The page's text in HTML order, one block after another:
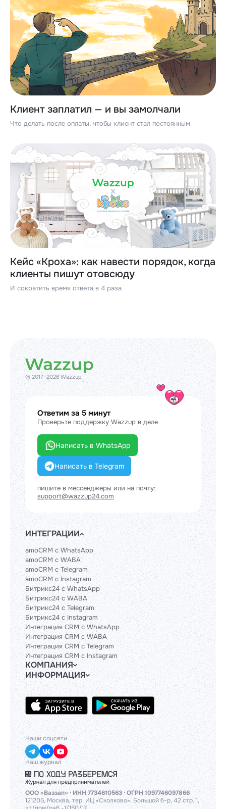
Клиент заплатил — и вы замолчали
Что делать после оплаты, чтобы клиент стал постоянным
Кейс «Кроха»: как навести порядок, когда
клиенты пишут отовсюду
И сократить время ответа в 4 раза
© 2017–2026 Wazzup
Ответим за 5 минут
Проверьте поддержку Wazzup в деле
Написать в WhatsApp
Написать в Telegram
пишите в мессенджеры или на почту:
support@wazzup24.com
ИНТЕГРАЦИИ
amoCRM с WhatsApp
amoCRM с WABA
amoCRM с Telegram
amoCRM с Instagram
Битрикс24 с WhatsApp
Битрикс24 с WABA
Битрикс24 с Telegram
Битрикс24 с Instagram
Интеграция CRM с WhatsApp
Интеграция CRM с WABA
Интеграция CRM с Telegram
Интеграция CRM с Instagram
КОМПАНИЯ
Блог
Гайды
Контакты
Политики и соглашения
ИНФОРМАЦИЯ
Официальным партнерам
Техническим партнерам
Тарифы
API
База знаний
Наши соцсети
Наш журнал
ООО «Ваззап» · ИНН 7734610563 · ОГРН 1097746097866
121205, Москва, тер. ИЦ «Сколково», Большой б-р, 42 стр. 1,